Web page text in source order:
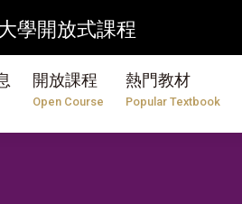
學開放式課程
開放課程
Open Course
熱門教材
Popular Textbook